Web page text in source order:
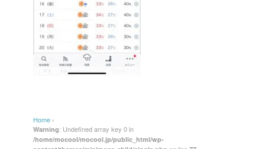
Home ›
Warning: Undefined array key 0 in
/home/mocool/mocool.jp/public_html/wp-